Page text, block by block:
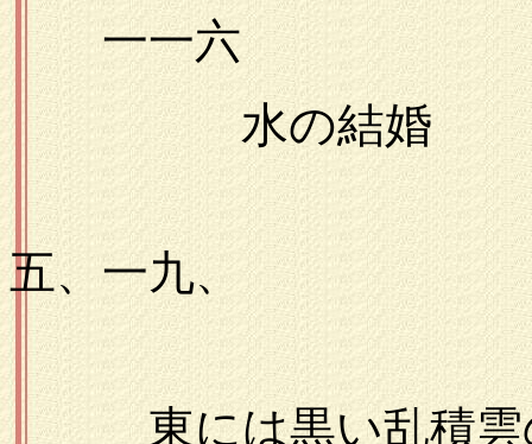
一一六
水の結婚
一九
五、一九、
東には黒い乱積雲